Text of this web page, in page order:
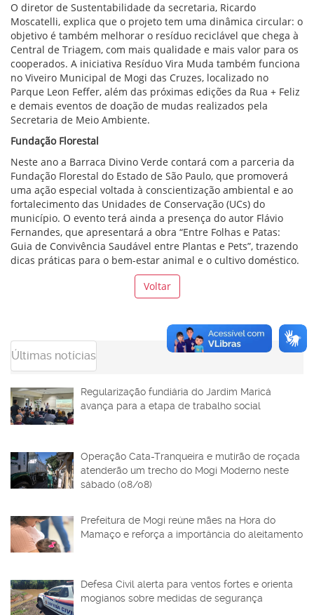
O diretor de Sustentabilidade da secretaria, Ricardo
Moscatelli, explica que o projeto tem uma dinâmica circular: o
objetivo é também melhorar o resíduo reciclável que chega à
Central de Triagem, com mais qualidade e mais valor para os
cooperados. A iniciativa Resíduo Vira Muda também funciona
no Viveiro Municipal de Mogi das Cruzes, localizado no
Parque Leon Feffer, além das próximas edições da Rua + Feliz
e demais eventos de doação de mudas realizados pela
Secretaria de Meio Ambiente.
Fundação Florestal
Neste ano a Barraca Divino Verde contará com a parceria da
Fundação Florestal do Estado de São Paulo, que promoverá
uma ação especial voltada à conscientização ambiental e ao
fortalecimento das Unidades de Conservação (UCs) do
município. O evento terá ainda a presença do autor Flávio
Fernandes, que apresentará a obra “Entre Folhas e Patas:
Guia de Convivência Saudável entre Plantas e Pets”, trazendo
dicas práticas para o bem-estar animal e o cultivo doméstico.
Voltar
Últimas notícias
Regularização fundiária do Jardim Maricá
avança para a etapa de trabalho social
Operação Cata-Tranqueira e mutirão de roçada
atenderão um trecho do Mogi Moderno neste
sábado (08/08)
Prefeitura de Mogi reúne mães na Hora do
Mamaço e reforça a importância do aleitamento
Defesa Civil alerta para ventos fortes e orienta
mogianos sobre medidas de segurança